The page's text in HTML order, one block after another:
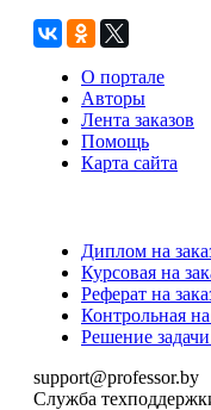
О портале
Авторы
Лента заказов
Помощь
Карта сайта
Диплом на
Курсовая на
Реферат на
Контрольная на
Решение задачи
support@professor.by
Служба